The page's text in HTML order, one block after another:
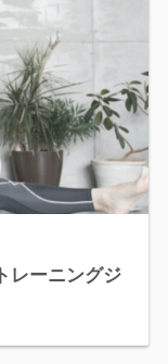
レーニングジ